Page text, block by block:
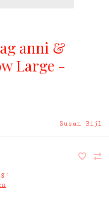
anni &
Large -
Susan Bijl